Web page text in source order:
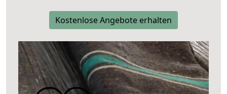
Kostenlose Angebote erhalten